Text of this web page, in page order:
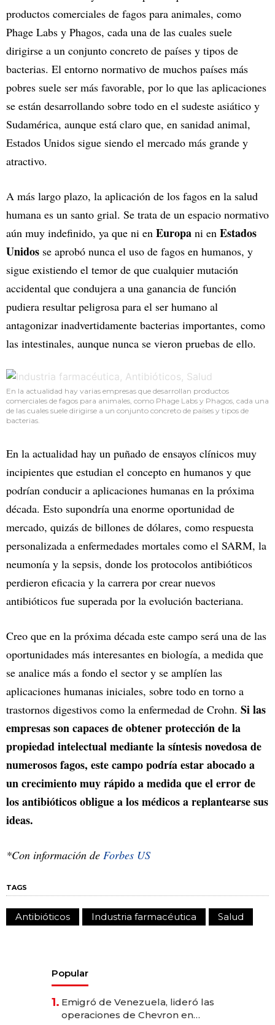
productos comerciales de fagos para animales, como
Phage Labs y Phagos, cada una de las cuales suele
dirigirse a un conjunto concreto de países y tipos de
bacterias. El entorno normativo de muchos países más
pobres suele ser más favorable, por lo que las aplicaciones
se están desarrollando sobre todo en el sudeste asiático y
Sudamérica, aunque está claro que, en sanidad animal,
Estados Unidos sigue siendo el mercado más grande y
atractivo.
A más largo plazo, la aplicación de los fagos en la salud
humana es un santo grial. Se trata de un espacio normativo
aún muy indefinido, ya que ni en Europa ni en Estados
Unidos se aprobó nunca el uso de fagos en humanos, y
sigue existiendo el temor de que cualquier mutación
accidental que condujera a una ganancia de función
pudiera resultar peligrosa para el ser humano al
antagonizar inadvertidamente bacterias importantes, como
las intestinales, aunque nunca se vieron pruebas de ello.
En la actualidad hay varias empresas que desarrollan productos
comerciales de fagos para animales, como Phage Labs y Phagos, cada una
de las cuales suele dirigirse a un conjunto concreto de países y tipos de
bacterias.
En la actualidad hay un puñado de ensayos clínicos muy
incipientes que estudian el concepto en humanos y que
podrían conducir a aplicaciones humanas en la próxima
década. Esto supondría una enorme oportunidad de
mercado, quizás de billones de dólares, como respuesta
personalizada a enfermedades mortales como el SARM, la
neumonía y la sepsis, donde los protocolos antibióticos
perdieron eficacia y la carrera por crear nuevos
antibióticos fue superada por la evolución bacteriana.
Creo que en la próxima década este campo será una de las
oportunidades más interesantes en biología, a medida que
se analice más a fondo el sector y se amplíen las
aplicaciones humanas iniciales, sobre todo en torno a
trastornos digestivos como la enfermedad de Crohn. Si las
empresas son capaces de obtener protección de la
propiedad intelectual mediante la síntesis novedosa de
numerosos fagos, este campo podría estar abocado a
un crecimiento muy rápido a medida que el error de
los antibióticos obligue a los médicos a replantearse sus
ideas.
*Con información de Forbes US
TAGS
Antibióticos Industria farmacéutica Salud
Popular
1. Emigró de Venezuela, lideró las
operaciones de Chevron en